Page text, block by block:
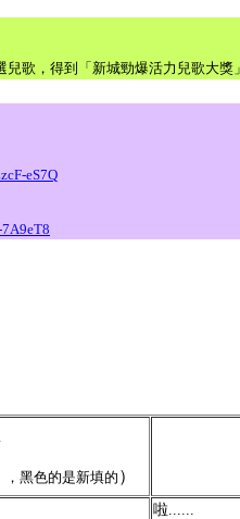
歌，得到「新城勁爆活力兒歌大獎
eS7Q
，黑色的是新填的 ）
啦......